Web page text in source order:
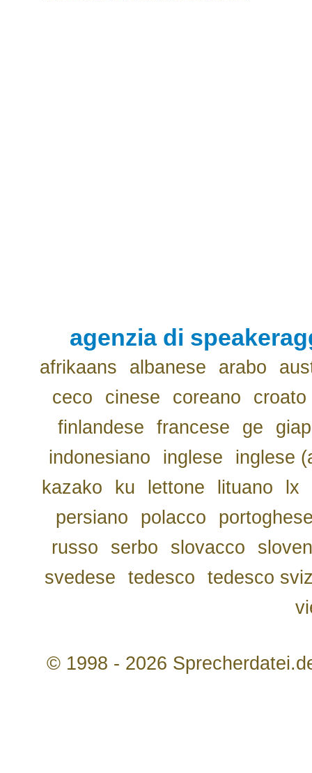
agenzia di
afrikaans albanese arabo
ceco
cinese coreano
croato
finlandese
francese ge
indonesiano
inglese
inglese
kazako
ku lettone lituano lx
persiano
polacco
russo
serbo slovacco
svedese
tedesco
tedesco
© 1998 - 2026